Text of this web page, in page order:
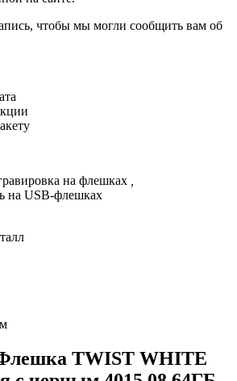
чтобы мы могли сообщить вам об
на флешках
на USB-флешках
TWIST WHITE